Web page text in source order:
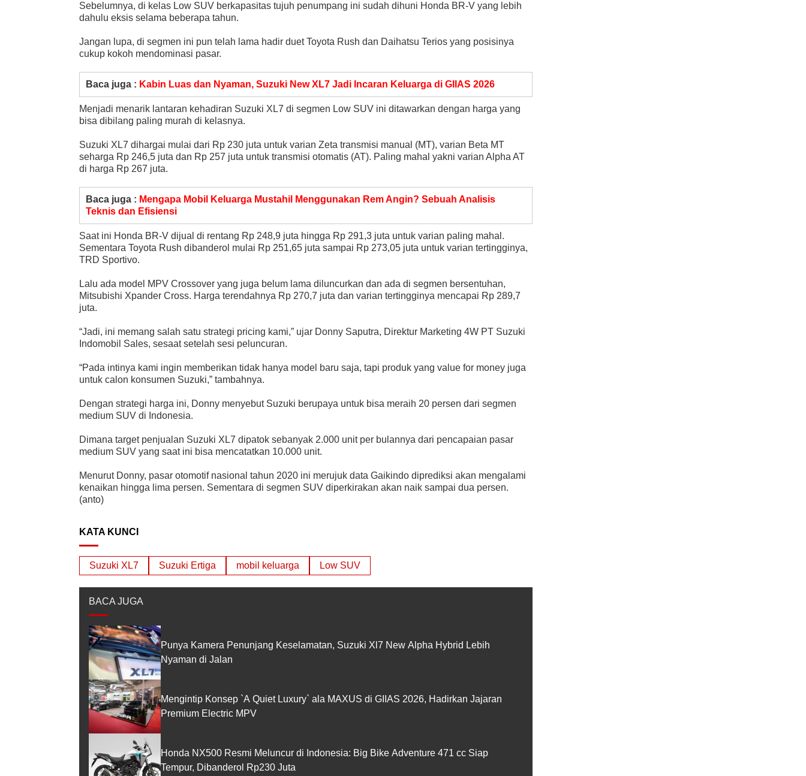
Sebelumnya, di kelas Low SUV berkapasitas tujuh penumpang ini sudah dihuni Honda BR-V yang lebih
dahulu eksis selama beberapa tahun.
Jangan lupa, di segmen ini pun telah lama hadir duet Toyota Rush dan Daihatsu Terios yang posisinya
cukup kokoh mendominasi pasar.
Baca juga : Kabin Luas dan Nyaman, Suzuki New XL7 Jadi Incaran Keluarga di GIIAS 2026
Menjadi menarik lantaran kehadiran Suzuki XL7 di segmen Low SUV ini ditawarkan dengan harga yang
bisa dibilang paling murah di kelasnya.
Suzuki XL7 dihargai mulai dari Rp 230 juta untuk varian Zeta transmisi manual (MT), varian Beta MT
seharga Rp 246,5 juta dan Rp 257 juta untuk transmisi otomatis (AT). Paling mahal yakni varian Alpha AT
di harga Rp 267 juta.
Baca juga : Mengapa Mobil Keluarga Mustahil Menggunakan Rem Angin? Sebuah Analisis
Teknis dan Efisiensi
Saat ini Honda BR-V dijual di rentang Rp 248,9 juta hingga Rp 291,3 juta untuk varian paling mahal.
Sementara Toyota Rush dibanderol mulai Rp 251,65 juta sampai Rp 273,05 juta untuk varian tertingginya,
TRD Sportivo.
Lalu ada model MPV Crossover yang juga belum lama diluncurkan dan ada di segmen bersentuhan,
Mitsubishi Xpander Cross. Harga terendahnya Rp 270,7 juta dan varian tertingginya mencapai Rp 289,7
juta.
“Jadi, ini memang salah satu strategi pricing kami,” ujar Donny Saputra, Direktur Marketing 4W PT Suzuki
Indomobil Sales, sesaat setelah sesi peluncuran.
“Pada intinya kami ingin memberikan tidak hanya model baru saja, tapi produk yang value for money juga
untuk calon konsumen Suzuki,” tambahnya.
Dengan strategi harga ini, Donny menyebut Suzuki berupaya untuk bisa meraih 20 persen dari segmen
medium SUV di Indonesia.
Dimana target penjualan Suzuki XL7 dipatok sebanyak 2.000 unit per bulannya dari pencapaian pasar
medium SUV yang saat ini bisa mencatatkan 10.000 unit.
Menurut Donny, pasar otomotif nasional tahun 2020 ini merujuk data Gaikindo diprediksi akan mengalami
kenaikan hingga lima persen. Sementara di segmen SUV diperkirakan akan naik sampai dua persen.
(anto)
KATA KUNCI
Suzuki XL7 Suzuki Ertiga mobil keluarga Low SUV
BACA JUGA
Punya Kamera Penunjang Keselamatan, Suzuki Xl7 New Alpha Hybrid Lebih
Nyaman di Jalan
Mengintip Konsep `A Quiet Luxury` ala MAXUS di GIIAS 2026, Hadirkan Jajaran
Premium Electric MPV
Honda NX500 Resmi Meluncur di Indonesia: Big Bike Adventure 471 cc Siap
Tempur, Dibanderol Rp230 Juta